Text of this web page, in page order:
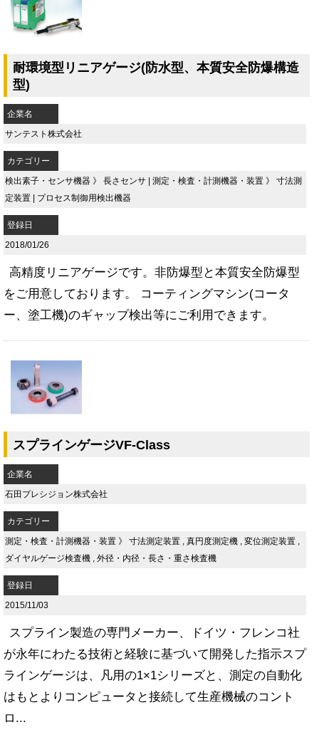
耐環境型リニアゲージ(防水型、本質安全防爆構造
型)
企業名
サンテスト株式会社
カテゴリー
検出素子・センサ機器 》 長さセンサ 測定・検査・計測機器・装置 》 寸法測
定装置
プロセス制御用検出機器
登録日
2018/01/26
高精度リニアゲージです。非防爆型と本質安全防爆型
をご用意しております。 コーティングマシン(コータ
ー、塗工機)のギャップ検出等にご利用できます。
スプラインゲージVF-Class
企業名
石田プレシジョン株式会社
カテゴリー
測定・検査・計測機器・装置 》 寸法測定装置 , 真円度測定機 , 変位測定装置 ,
ダイヤルゲージ検査機 , 外径・内径・長さ・重さ検査機
登録日
2015/11/03
スプライン製造の専門メーカー、ドイツ・フレンコ社
が永年にわたる技術と経験に基づいて開発した指示スプ
ラインゲージは、凡用の1×1シリーズと、測定の自動化
はもとよりコンピュータと接続して生産機械のコント
ロ...